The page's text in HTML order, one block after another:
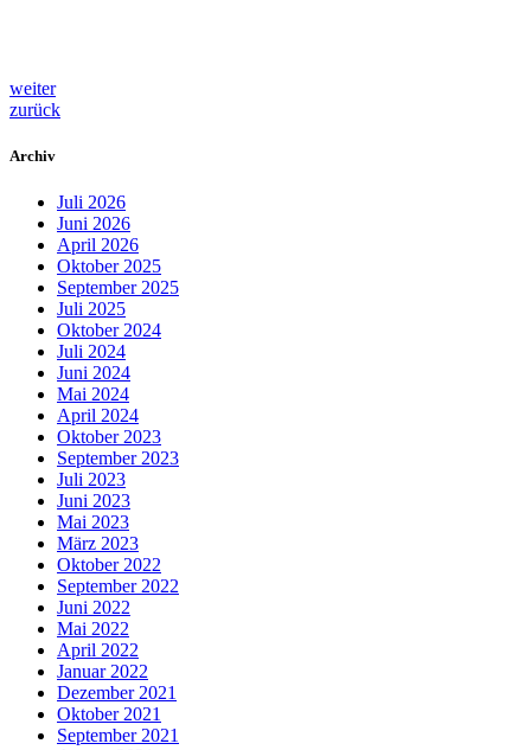
weiter
zurück
Archiv
Juli 2026
Juni 2026
April 2026
Oktober 2025
September 2025
Juli 2025
Oktober 2024
Juli 2024
Juni 2024
Mai 2024
April 2024
Oktober 2023
September 2023
Juli 2023
Juni 2023
Mai 2023
März 2023
Oktober 2022
September 2022
Juni 2022
Mai 2022
April 2022
Januar 2022
Dezember 2021
Oktober 2021
September 2021